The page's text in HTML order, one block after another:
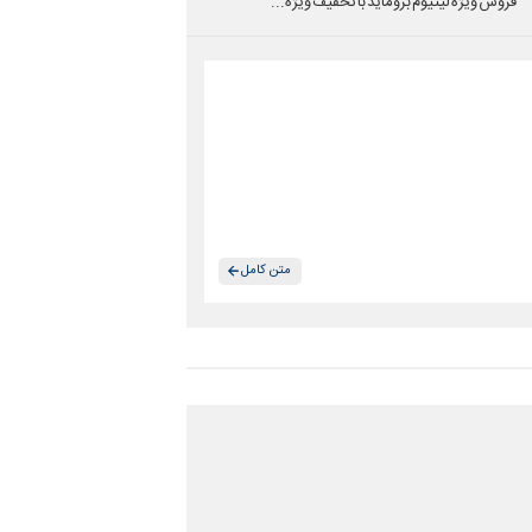
متن کامل